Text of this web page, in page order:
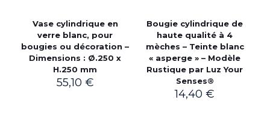
Vase cylindrique en
verre blanc, pour
bougies ou décoration –
Dimensions : Ø.250 x
H.250 mm
55,10 €
Bougie cylindrique de
haute qualité à 4
mèches – Teinte blanc
« asperge » – Modèle
Rustique par Luz Your
Senses®
14,40€